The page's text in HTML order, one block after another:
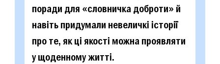
поради для «словничка доброти» й
навіть придумали невеличкі історії
про те, як ці якості можна проявляти
у щоденному житті.